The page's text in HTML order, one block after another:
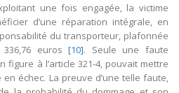
une fois engagée, la victime
d’une réparation intégrale, en
du transporteur, plafonnée
336,76 euros[10]. Seule une faute
figure à l’article 321-4, pouvait mettre
échec. La preuve d’une telle faute,